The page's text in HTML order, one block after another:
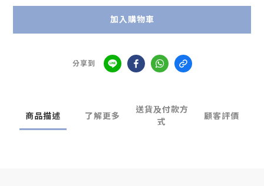
加入購物車
分享到
商品描述 了解更多
送貨及付款方
式
顧客評價